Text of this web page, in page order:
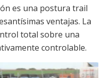
es una postura trail
ventajas. La
total sobre una
controlable.